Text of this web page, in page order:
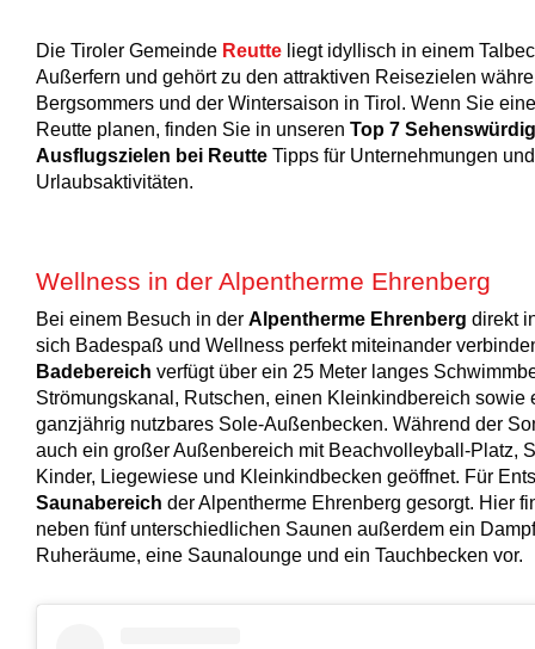
Die Tiroler Gemeinde Reutte liegt idyllisch in einem
Außerfern und gehört zu den attraktiven Reisezielen
Bergsommers und der Wintersaison in Tirol. Wenn Sie
Reutte planen, finden Sie in unseren Top 7
Ausflugszielen bei Reutte Tipps für Unternehmungen und
Urlaubsaktivitäten.
Wellness in der Alpentherme Ehrenberg
Bei einem Besuch in der Alpentherme Ehrenberg direkt
sich Badespaß und Wellness perfekt miteinander
Badebereich verfügt über ein 25 Meter langes
Strömungskanal, Rutschen, einen Kleinkindbereich sowie
ganzjährig nutzbares Sole-Außenbecken. Während der
auch ein großer Außenbereich mit Beachvolleyball-Platz,
Kinder, Liegewiese und Kleinkindbecken geöffnet. Für
Saunabereich der Alpentherme Ehrenberg gesorgt. Hier
neben fünf unterschiedlichen Saunen außerdem ein
Ruheräume, eine Saunalounge und ein Tauchbecken vor.